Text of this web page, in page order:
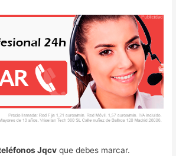
Jqcv que debes marcar.